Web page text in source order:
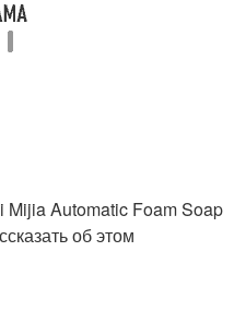
Mijia Automatic Foam Soap
об этом